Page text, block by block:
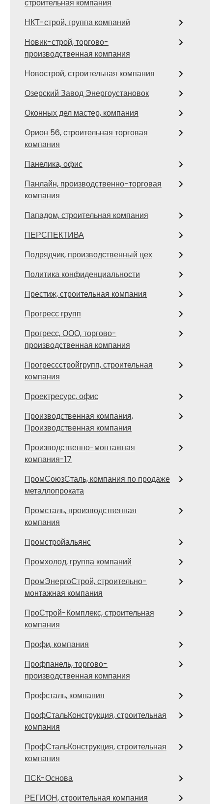
строительная компания
НКТ-строй, группа компаний
Новик-строй, торгово-
производственная компания
Новострой, строительная компания
Озерский Завод Энергоустановок
Оконных дел мастер, компания
Орион 56, строительная торговая
компания
Панелика, офис
Панлайн, производственно-торговая
компания
Пападом, строительная компания
ПЕРСПЕКТИВА
Подрядчик, производственный цех
Политика конфиденциальности
Престиж, строительная компания
Прогресс групп
Прогресс, ООО, торгово-
производственная компания
Прогрессстройгрупп, строительная
компания
Проектресурс, офис
Производственная компания,
Производственная компания
Производственно-монтажная
компания-17
ПромСоюзСталь, компания по продаже
металлопроката
Промсталь, производственная
компания
Промстройальянс
Промхолод, группа компаний
ПромЭнергоСтрой, строительно-
монтажная компания
ПроСтрой-Комплекс, строительная
компания
Профи, компания
Профпанель, торгово-
производственная компания
Профсталь, компания
ПрофСтальКонструкция, строительная
компания
ПрофСтальКонструкция, строительная
компания
ПСК-Основа
РЕГИОН, строительная компания